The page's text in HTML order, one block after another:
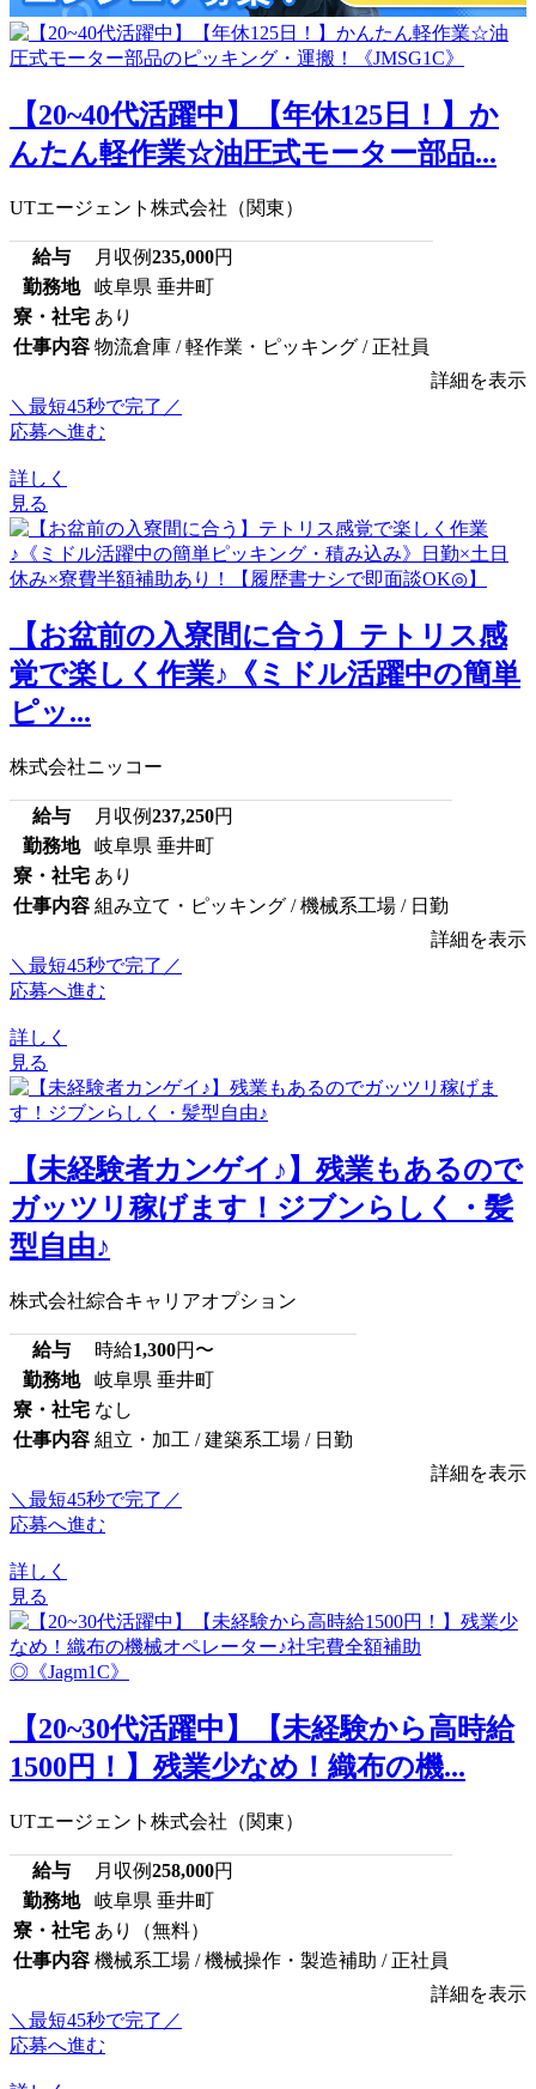
【20~40代活躍中】【年休125日！】か
んたん軽作業☆油圧式モーター部品...
UTエージェント株式会社（関東）
給与 月収例235,000円
勤務地
岐阜県 垂井町
寮・社宅 あり
仕事内容 物流倉庫 / 軽作業・ピッキング / 正社員
詳細を表示
＼最短45秒で完了／
応募へ進む
詳しく
見る
【お盆前の入寮間に合う】テトリス感
覚で楽しく作業♪《ミドル活躍中の簡単
ピッ...
株式会社ニッコー
給与 月収例237,250円
勤務地
岐阜県 垂井町
寮・社宅 あり
仕事内容 組み立て・ピッキング / 機械系工場 / 日勤
詳細を表示
＼最短45秒で完了／
応募へ進む
詳しく
見る
【未経験者カンゲイ♪】残業もあるので
ガッツリ稼げます！ジブンらしく・髪
型自由♪
株式会社綜合キャリアオプション
給与 時給1,300円〜
勤務地
岐阜県 垂井町
寮・社宅 なし
仕事内容 組立・加工 / 建築系工場 / 日勤
詳細を表示
＼最短45秒で完了／
応募へ進む
詳しく
見る
【20~30代活躍中】【未経験から高時給
1500円！】残業少なめ！織布の機...
UTエージェント株式会社（関東）
給与 月収例258,000円
勤務地
岐阜県 垂井町
寮・社宅 あり（無料）
仕事内容 機械系工場 / 機械操作・製造補助 / 正社員
詳細を表示
＼最短45秒で完了／
応募へ進む